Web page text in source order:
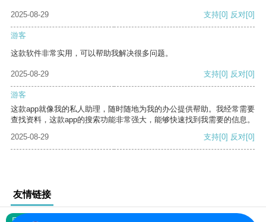
2025-08-29 支持[0] 反对[0]
游客
这款软件非常实用，可以帮助我解决很多问题。
2025-08-29 支持[0] 反对[0]
游客
这款app就像我的私人助理，随时随地为我的办公提供帮助。我经常需要
查找资料，这款app的搜索功能非常强大，能够快速找到我需要的信息。
2025-08-29
支持[0] 反对[0]
友情链接